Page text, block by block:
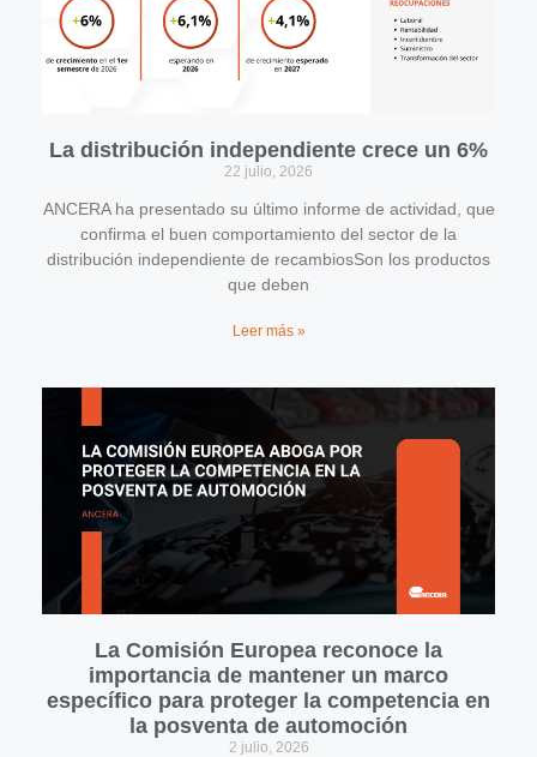
La distribución independiente crece un 6%
22 julio, 2026
ANCERA ha presentado su último informe de actividad, que
confirma el buen comportamiento del sector de la
distribución independiente de recambiosSon los productos
que deben
Leer más »
La Comisión Europea reconoce la
importancia de mantener un marco
específico para proteger la competencia en
la posventa de automoción
2 julio, 2026